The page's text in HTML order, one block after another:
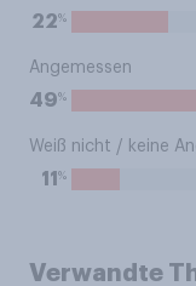
22%
Angemessen
49%
Weiß nicht / keine
11 %
Verwandte